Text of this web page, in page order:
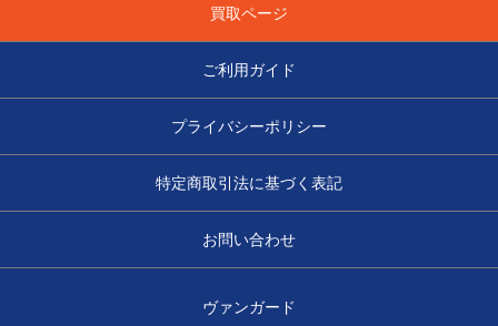
買取ページ
ご利用ガイド
プライバシーポリシー
特定商取引法に基づく表記
お問い合わせ
ヴァンガード